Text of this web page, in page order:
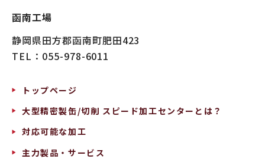
函南工場
静岡県田方郡函南町肥田423
TEL ：055-978-6011
トップページ
大型精密製缶/切削 スピード加工センターとは？
対応可能な加工
主力製品・サービス